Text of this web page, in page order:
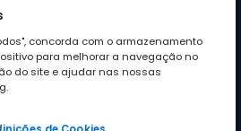
grupo Visma
concorda com o armazenamento
para melhorar a navegação no
do site e ajudar nas nossas